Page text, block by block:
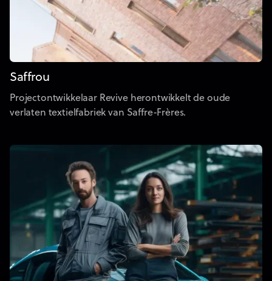
Saffrou
Projectontwikkelaar Revive herontwikkelt de oude
verlaten textielfabriek van Saffre-Frères.